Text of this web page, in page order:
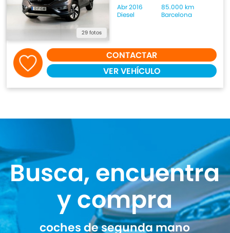
29 fotos
Abr 2016
85.000 km
Diesel
Barcelona
CONTACTAR
VER VEHÍCULO
Busca, encuentra
y compra
coches de segunda mano